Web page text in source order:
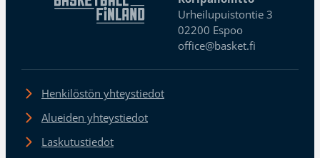
Urheilupuistontie 3
02200 Espoo
office@basket.fi
Henkilöstön yhteystiedot
Alueiden yhteystiedot
Laskutustiedot